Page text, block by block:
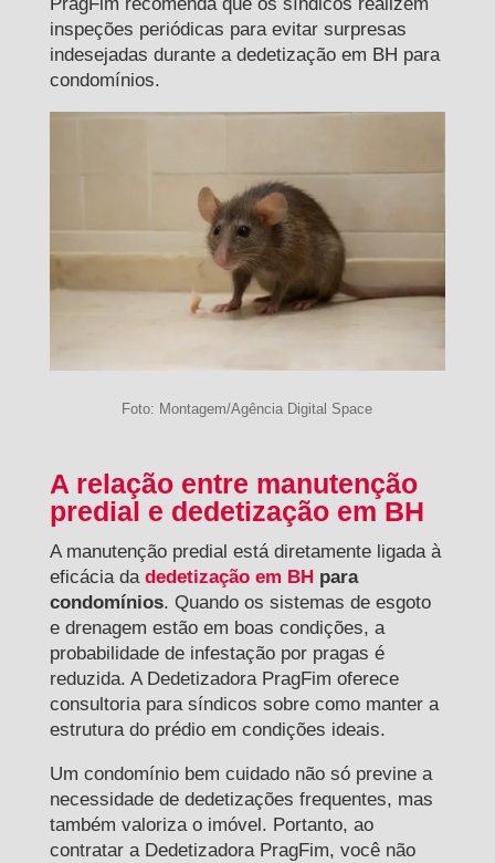
inspeções periódicas para evitar surpresas
indesejadas durante a dedetização em BH para
condomínios.
Foto: Montagem/Agência Digital Space
A relação entre manutenção
predial e dedetização em BH
A manutenção predial está diretamente ligada à
eficácia da dedetização em BHpara
condomínios. Quando os sistemas de esgoto
e drenagem estão em boas condições, a
probabilidade de infestação por pragas é
reduzida. A Dedetizadora PragFim oferece
consultoria para síndicos sobre como manter a
estrutura do prédio em condições ideais.
Um condomínio bem cuidado não só previne a
necessidade de dedetizações frequentes, mas
também valoriza o imóvel. Portanto, ao
contratar a Dedetizadora PragFim, você não